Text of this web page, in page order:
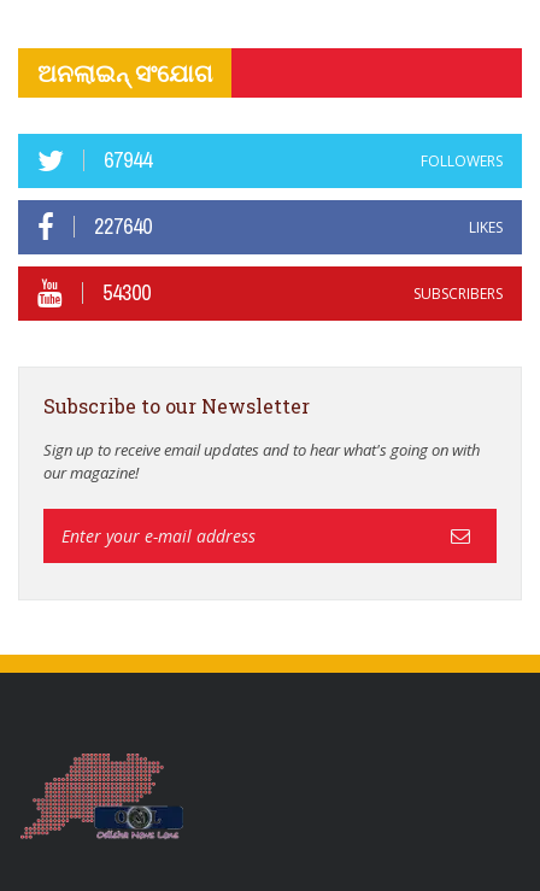
ଅନଲାଇନ୍ ସଂଯୋଗ
67944 FOLLOWERS
227640 LIKES
54300 SUBSCRIBERS
Subscribe to our Newsletter
Sign up to receive email updates and to hear what's going on with
our magazine!